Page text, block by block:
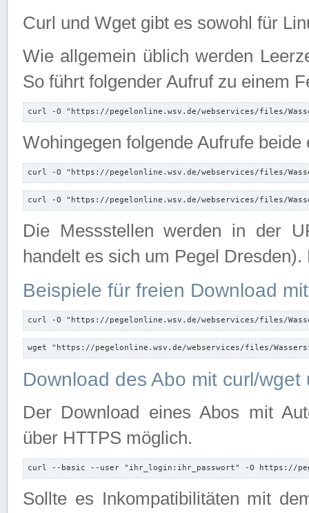
Curl und Wget gibt es sowohl für
Wie allgemein üblich werden
So führt folgender Aufruf zu einem
curl -O "https://pegelonline.wsv.de/webservices/files/
Wohingegen folgende Aufrufe beide
curl -O "https://pegelonline.wsv.de/webservices/files/
curl -O "https://pegelonline.wsv.de/webservices/files/
Die Messstellen werden in der
handelt es sich um Pegel
Beispiele für freien Download
curl -O "https://pegelonline.wsv.de/webservices/files/
wget "https://pegelonline.wsv.de/webservices/files/
Download des Abo mit curl/
Der Download eines Abos mit
über HTTPS möglich.
curl --basic --user "ihr_login:ihr_passwort" -O https://
Sollte es Inkompatibilitäten mit